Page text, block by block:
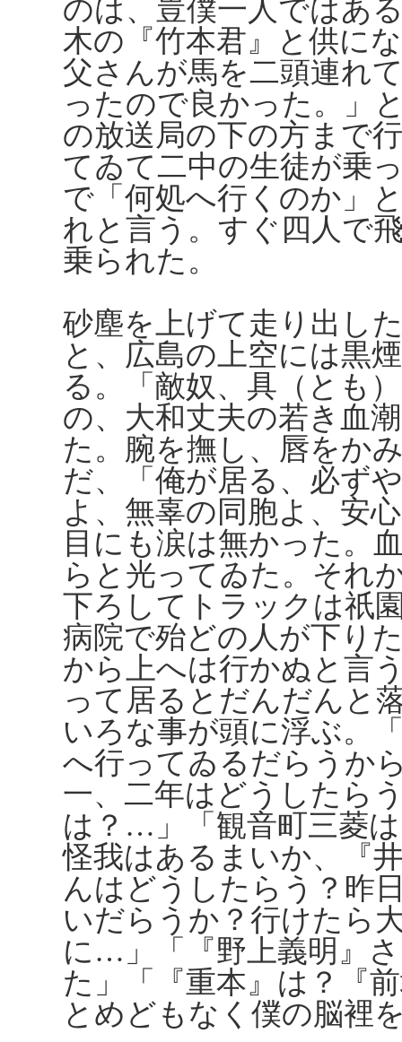
のは、豈僕一人ではあ
木の『竹本君』と供に
父さんが馬を二頭連れ
ったので良かった。」
の放送局の下の方まで
てゐて二中の生徒が乗
で「何処へ行くのか」
れと言う。すぐ四人で
乗られた。
砂塵を上げて走り出し
と、広島の上空には黒
る。「敵奴、具（とも
の、大和丈夫の若き血
た。腕を撫し、唇をか
だ、「俺が居る、必ず
よ、無辜の同胞よ、安
目にも涙は無かった。
らと光ってゐた。それ
下ろしてトラックは祇
病院で殆どの人が下り
から上へは行かぬと言
って居るとだんだんと
いろな事が頭に浮ぶ。
へ行ってゐるだらうか
一、二年はどうしたら
は？…」「観音町三菱
怪我はあるまいか、『
んはどうしたらう？昨
いだらうか？行けたら
に…」「『野上義明』
た」「『重本』は？『
とめどもなく僕の脳